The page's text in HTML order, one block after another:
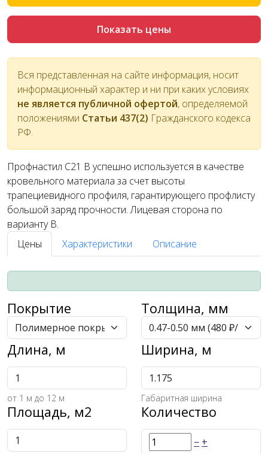
Показать цены
Вся представленная на сайте информация, носит
информационный характер и ни при каких условиях
не является публичной офертой, определяемой
положениями Статьи 437(2) Гражданского кодекса
РФ.
Профнастил С21 В успешно используется в качестве
кровельного материала за счет высоты
трапециевидного профиля, гарантирующего профлисту
большой заряд прочности. Лицевая сторона по
варианту В.
Цены
Характеристики Описание
Покрытие Толщина, мм
Длина, м
от 1 м до 12 м
Ширина, м
Габаритная ширина
Площадь, м2 Количество
− +